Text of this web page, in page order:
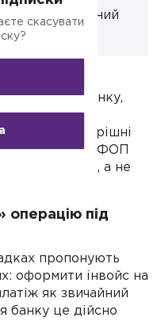
зворотний
необхідно
заяву до банку,
які внутрішні
того, що ФОП
повернення, а не
собі.
операцію під
пропонують
оформити інвойс на
як звичайний
банку це дійсно
скасувати